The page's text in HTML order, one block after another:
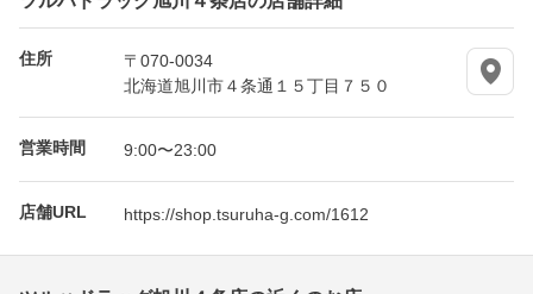
住所
〒070-0034
北海道旭川市４条通１５丁目７５０
営業時間 9:00〜23:00
店舗URL https://shop.tsuruha-g.com/1612